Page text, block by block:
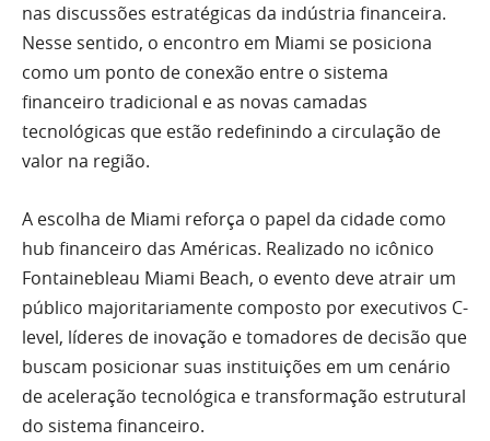
nas discussões estratégicas da indústria financeira.
Nesse sentido, o encontro em Miami se posiciona
como um ponto de conexão entre o sistema
financeiro tradicional e as novas camadas
tecnológicas que estão redefinindo a circulação de
valor na região.
A escolha de Miami reforça o papel da cidade como
hub financeiro das Américas. Realizado no icônico
Fontainebleau Miami Beach, o evento deve atrair um
público majoritariamente composto por executivos C-
level, líderes de inovação e tomadores de decisão que
buscam posicionar suas instituições em um cenário
de aceleração tecnológica e transformação estrutural
do sistema financeiro.